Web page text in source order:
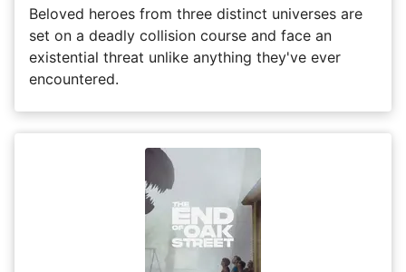
Beloved heroes from three distinct universes are
set on a deadly collision course and face an
existential threat unlike anything they've ever
encountered.